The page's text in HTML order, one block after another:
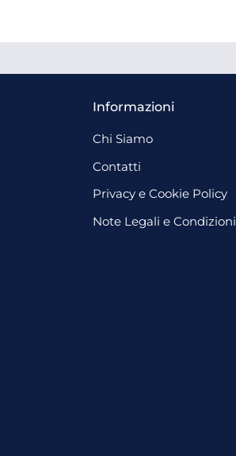
Informazioni
Chi Siamo
Contatti
Privacy e Cookie Policy
Note Legali e Condizioni